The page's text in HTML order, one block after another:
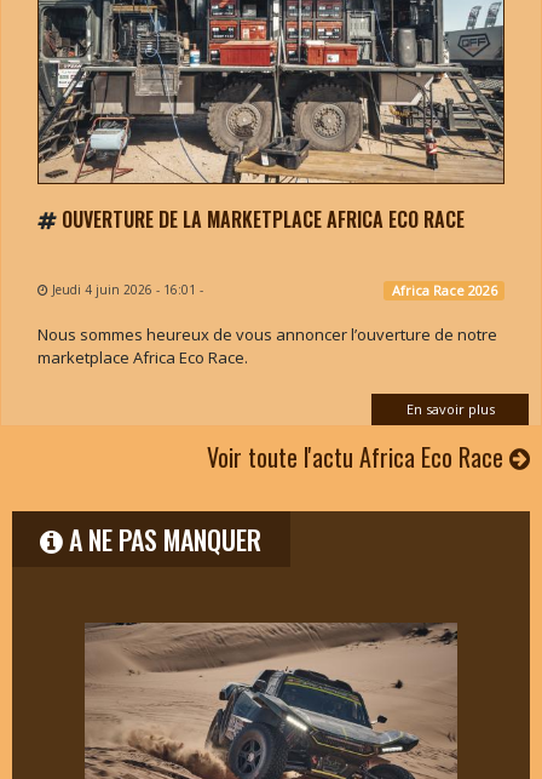
OUVERTURE DE LA MARKETPLACE AFRICA ECO RACE
Jeudi 4 juin 2026 - 16:01 - Africa Race 2026
Nous sommes heureux de vous annoncer l’ouverture de notre
marketplace Africa Eco Race.
En savoir plus
Voir toute l'actu Africa Eco Race
A NE PAS MANQUER